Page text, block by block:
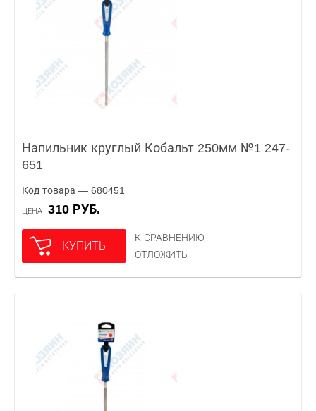
Напильник круглый Кобальт 250мм №1 247-
651
Код товара — 680451
ЦЕНА 310 РУБ.
КУПИТЬ
К СРАВНЕНИЮ
ОТЛОЖИТЬ